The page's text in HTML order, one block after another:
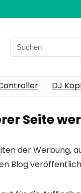
Search
for:
DJ
Seite
der Werbung,
Blog